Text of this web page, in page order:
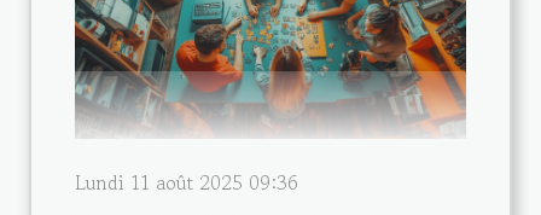
Lundi 11 août 2025 09:36